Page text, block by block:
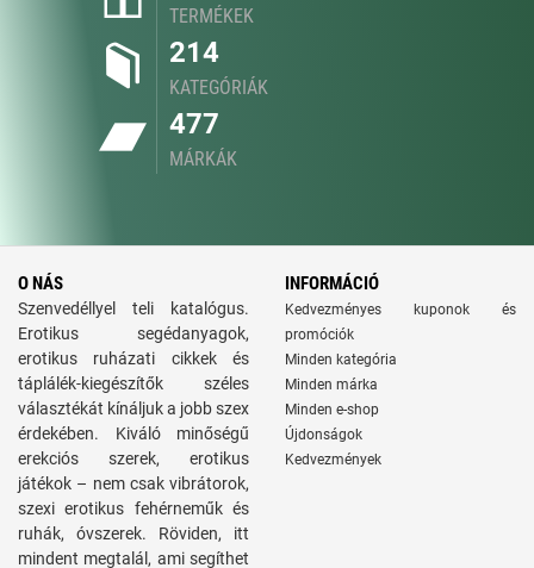
TERMÉKEK
214
KATEGÓRIÁK
477
MÁRKÁK
O NÁS
Szenvedéllyel teli katalógus.
Erotikus segédanyagok,
erotikus ruházati cikkek és
táplálék-kiegészítők széles
választékát kínáljuk a jobb szex
érdekében. Kiváló minőségű
erekciós szerek, erotikus
játékok – nem csak vibrátorok,
szexi erotikus fehérneműk és
ruhák, óvszerek. Röviden, itt
mindent megtalál, ami segíthet
INFORMÁCIÓ
Kedvezményes kuponok és
promóciók
Minden kategória
Minden márka
Minden e-shop
Újdonságok
Kedvezmények